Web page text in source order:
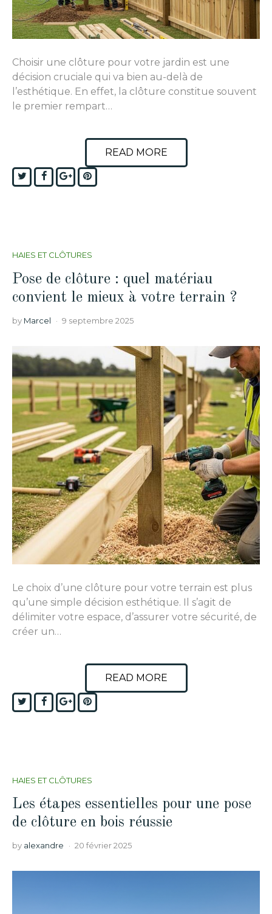
Choisir une clôture pour votre jardin est une
décision cruciale qui va bien au-delà de
l’esthétique. En effet, la clôture constitue souvent
le premier rempart…
READ MORE
TwitterFacebook
Google+Pinterest
HAIES ET CLÔTURES
Pose de clôture : quel matériau
convient le mieux à votre terrain ?
by Marcel 9 septembre 2025
Le choix d’une clôture pour votre terrain est plus
qu’une simple décision esthétique. Il s’agit de
délimiter votre espace, d’assurer votre sécurité, de
créer un…
READ MORE
TwitterFacebook
Google+Pinterest
HAIES ET CLÔTURES
Les étapes essentielles pour une pose
de clôture en bois réussie
by alexandre 20 février 2025